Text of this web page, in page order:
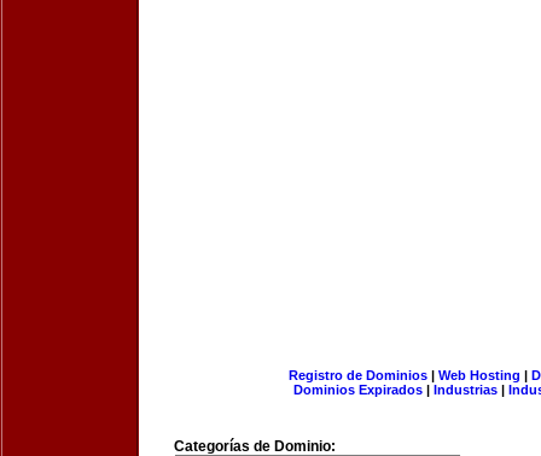
Registro de Dominios| Web Hosting |
Dominios Expirados | Industrias |
Categorías de Dominio: